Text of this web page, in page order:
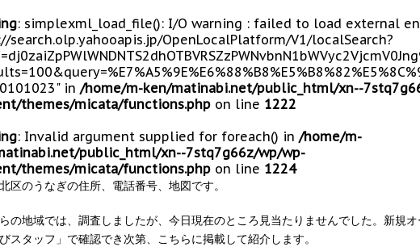
: simplexml_load_file(): I/O warning : failed to load external
search.olp.yahooapis.jp/OpenLocalPlatform/V1/localSearch?
in /home/m-ken/matinabi.net/public_html/xn--
themes/micata/functions.php on line 1222
: Invalid argument supplied for foreach() in /home/m-
public_html/xn--7stq7g66z/wp/wp-
themes/micata/functions.php on line 1224
区のうなぎの住所、電話番号、地図です。
の地域では、調査しましたが、今日現在のところ見当たりませんでした。新規
スタッフ」で確認でき次第、こちらに掲載して紹介します。